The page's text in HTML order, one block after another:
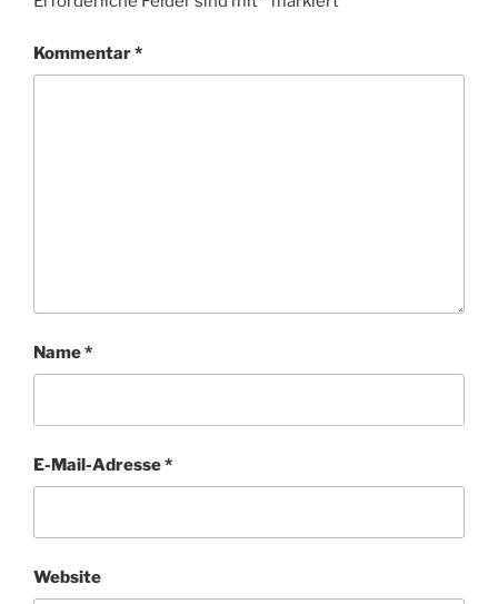
o
o
p
Kommentar*
Name*
E-Mail-Adresse*
Website